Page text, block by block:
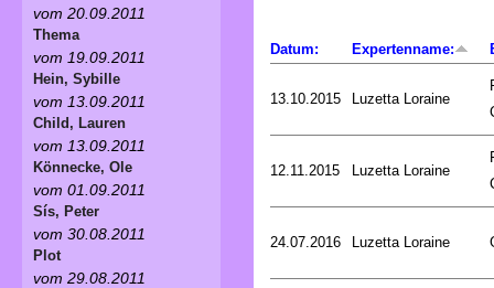
Datum: Expertenname:
13.10.2015 Luzetta Loraine
12.11.2015 Luzetta Loraine
24.07.2016 Luzetta Loraine
vom 20.09.2011
Thema
vom 19.09.2011
Hein, Sybille
vom 13.09.2011
Child, Lauren
vom 13.09.2011
Könnecke, Ole
vom 01.09.2011
Sís, Peter
vom 30.08.2011
Plot
vom 29.08.2011